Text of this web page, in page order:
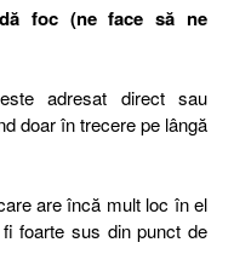
foc (ne face să ne
adresat direct sau
doar în trecere pe lângă
are încă mult loc în el
foarte sus din punct de